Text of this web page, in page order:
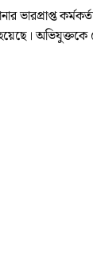
ভারপ্রাপ্ত
অভিযুক্তকে